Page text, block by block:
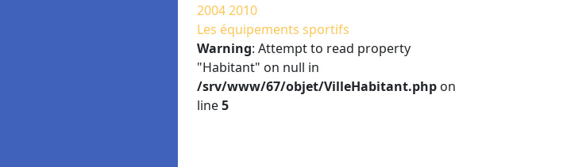
20042010
Les équipements sportifs
Warning: Attempt to read property
"Habitant" on null in
/srv/www/67/objet/VilleHabitant.php on
line5